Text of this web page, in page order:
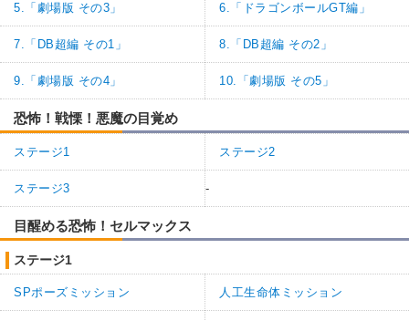
5.「劇場版 その3」 6.「ドラゴンボールGT編」
7.「DB超編 その1」 8.「DB超編 その2」
9.「劇場版 その4」 10.「劇場版 その5」
恐怖！戦慄！悪魔の目覚め
ステージ1 ステージ2
ステージ3 -
目醒める恐怖！セルマックス
ステージ1
SPポーズミッション 人工生命体ミッション